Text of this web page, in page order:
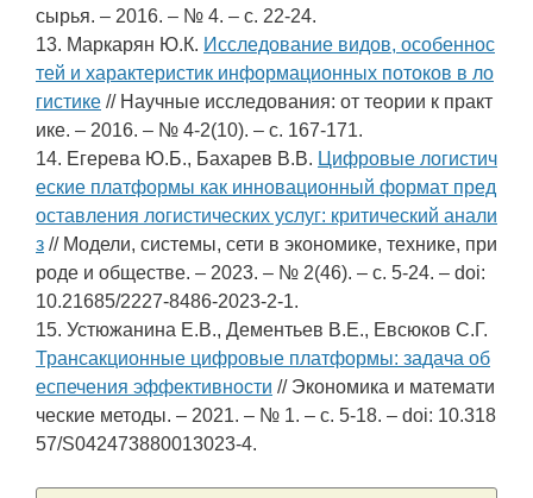
сырья. – 2016. – № 4. – c. 22-24.
13. Маркарян Ю.К. Исследование видов, особеннос
тей и характеристик информационных потоков в ло
гистике // Научные исследования: от теории к практ
ике. – 2016. – № 4-2(10). – c. 167-171.
14. Егерева Ю.Б., Бахарев В.В. Цифровые логистич
еские платформы как инновационный формат пред
оставления логистических услуг: критический анали
з // Модели, системы, сети в экономике, технике, при
роде и обществе. – 2023. – № 2(46). – c. 5-24. – doi:
10.21685/2227-8486-2023-2-1.
15. Устюжанина Е.В., Дементьев В.Е., Евсюков С.Г.
Трансакционные цифровые платформы: задача об
еспечения эффективности // Экономика и математи
ческие методы. – 2021. – № 1. – c. 5-18. – doi: 10.318
57/S042473880013023-4.